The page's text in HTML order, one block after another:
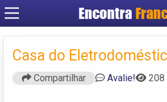
Encontra
Cadastrar
Criar conta
Casa do
Compartilhar Avalie! 208